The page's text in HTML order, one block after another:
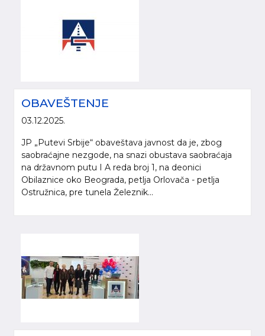
OBAVEŠTENJE
03.12.2025.
JP „Putevi Srbije“ obaveštava javnost da je, zbog
saobraćajne nezgode, na snazi obustava saobraćaja
na državnom putu I A reda broj 1, na deonici
Obilaznice oko Beograda, petlja Orlovača - petlja
Ostružnica, pre tunela Železnik...